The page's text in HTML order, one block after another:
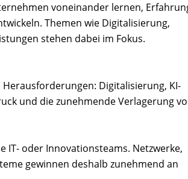
voneinander lernen,
Themen wie Digitalisierung,
stehen dabei im Fokus.
Digitalisierung, KI-
und die zunehmende Verlagerung
oder Innovationsteams. Netzwerke,
gewinnen deshalb zunehmend an